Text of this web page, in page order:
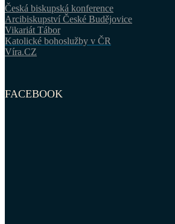
Česká biskupská konference
Arcibiskupství České Budějovice
Vikariát Tábor
Katolické bohoslužby v ČR
Víra.CZ
FACEBOOK